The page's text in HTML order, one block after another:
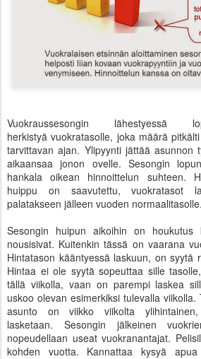
Vuokraussesongin
herkistyävuokratasolle, joka määrä
tarvittavan ajan. Ylipyynti jättää asunnon
aikaansaa jonon ovelle. Sesongin
hankala oikean hinnoittelun suhteen.
huippu on saavutettu, vuokratasot
palatakseen jälleen vuoden normaalitasolle.
Sesongin huipun aikoihin on houkutus
nousisivat. Kuitenkin tässä on vaarana
Hintatason kääntyessä laskuun, on syytä
Hintaa ei ole syytä sopeuttaa sille
tällä viikolla, vaan on parempi laskea
uskoo olevan esimerkiksi tulevalla
asunto on viikko viikolta ylihintainen,
lasketaan. Sesongin jälkeinen
nopeudellaan useat vuokranantajat.
kohden vuotta. Kannattaa kysyä apua